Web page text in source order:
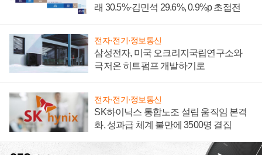
래 30.5%·김민석 29.6%, 0.9%p 초접전
전자·전기·정보통신
삼성전자, 미국 오크리지국립연구소와
극저온 히트펌프 개발하기로
전자·전기·정보통신
SK하이닉스 통합노조 설립 움직임 본격
화, 성과급 체계 불만에 3500명 결집